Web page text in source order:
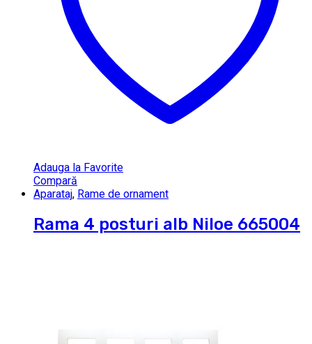
Adauga la Favorite
Compară
Aparataj, Rame de ornament
Rama 4 posturi alb Niloe 665004